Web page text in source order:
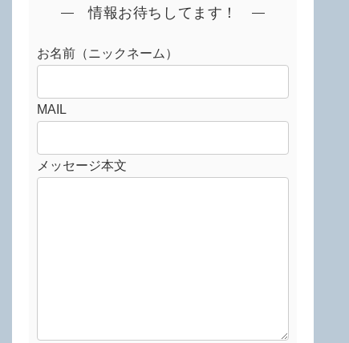
情報お待ちしてます！
お名前（ニックネーム）
MAIL
メッセージ本文